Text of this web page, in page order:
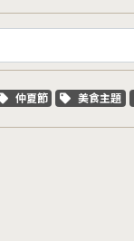
關鍵字標籤
仲夏節 關鍵字標籤
美食主題